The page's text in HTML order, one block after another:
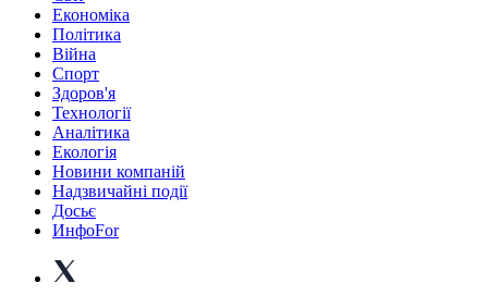
Економіка
Політика
Війна
Спорт
Здоров'я
Технології
Аналітика
Екологія
Новини компаній
Надзвичайні події
Досьє
ИнфоFor